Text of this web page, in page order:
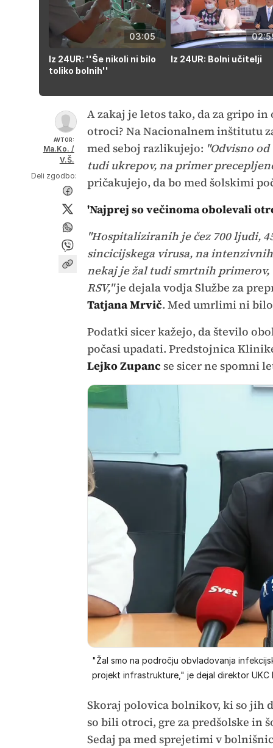
03:05
Iz 24UR: ''Še nikoli ni bilo
toliko bolnih''
Iz 24UR: Bolni učitelji
AVTOR:
Ma.Ko. /
V.Š.
Deli zgodbo:
A zakaj je letos tako, da za gripo
otroci? Na Nacionalnem inštitutu
med seboj razlikujejo: "Odvisno
tudi ukrepov, na primer
pričakujejo, da bo med šolskimi
'Najprej so večinoma obolevali
"Hospitaliziranih je čez 700 ljudi,
sincicijskega virusa, na
nekaj je žal tudi smrtnih
RSV,"je dejala vodja Službe za
Tatjana Mrvič. Med umrlimi ni
Podatki sicer kažejo, da število
počasi upadati. Predstojnica
Lejko Zupanc se sicer ne spomni
"Žal smo na področju obvladovanja
projekt infrastrukture," je dejal direktor UKC
Skoraj polovica bolnikov, ki so jih
so bili otroci, gre za predšolske in
Sedaj pa med sprejetimi v